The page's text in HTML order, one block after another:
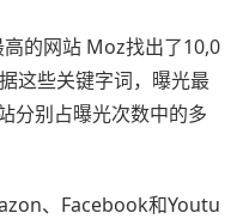
的网站 Moz找出了10,0
这些关键字词，曝光最
分别占曝光次数中的多
、Facebook和Youtu